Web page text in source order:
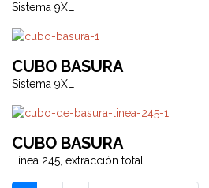
Sistema 9XL
CUBO BASURA
Sistema 9XL
CUBO BASURA
Línea 245, extracción total